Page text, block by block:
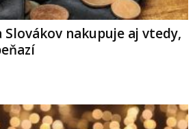
nakupuje aj vtedy,